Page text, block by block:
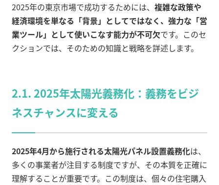
2025年の東京市場で成功するためには、 複雑な政策や
経済環境を単なる「背景」としてではなく、強力な「営
業ツール」として使いこなす能力が不可欠です。このセ
クションでは、そのための知識と戦略を詳述します。
2.1. 2025年太陽光義務化：義務をビジ
ネスチャンスに変える
2025年4月から施行される太陽光パネル設置義務化は、
多くの事業者が注目する制度ですが、その本質を正確に
理解することが重要です。この制度は、個々の住宅購入